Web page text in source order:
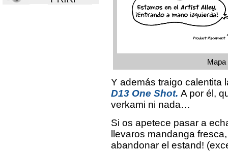
Mapa
Y además traigo calentita
D13 One Shot. A por él,
verkami ni nada…
Si os apetece pasar a
llevaros mandanga
abandonar el estand!